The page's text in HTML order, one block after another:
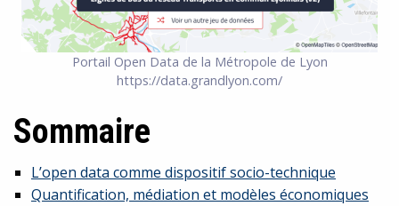
Portail Open Data de la Métropole de Lyon
https://data.grandlyon.com/
Sommaire
L’open data comme dispositif socio-technique
Quantification, médiation et modèles économiques